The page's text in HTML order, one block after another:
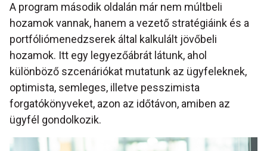
A program második oldalán már nem múltbeli
hozamok vannak, hanem a vezető stratégiáink és a
portfóliómenedzserek által kalkulált jövőbeli
hozamok. Itt egy legyezőábrát látunk, ahol
különböző szcenáriókat mutatunk az ügyfeleknek,
optimista, semleges, illetve pesszimista
forgatókönyveket, azon az időtávon, amiben az
ügyfél gondolkozik.